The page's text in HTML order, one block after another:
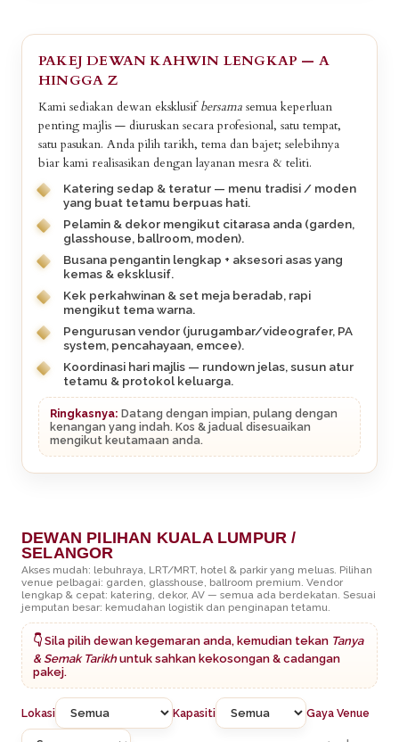
PAKEJ DEWAN KAHWIN LENGKAP — A
HINGGA Z
Kami sediakan dewan eksklusifbersama semua keperluan
penting majlis — diuruskan secara profesional, satu tempat,
satu pasukan. Anda pilih tarikh, tema dan bajet; selebihnya
biar kami realisasikan dengan layanan mesra & teliti.
Katering sedap & teratur — menu tradisi / moden
yang buat tetamu berpuas hati.
Pelamin & dekor mengikut citarasa anda (garden,
glasshouse, ballroom, moden).
Busana pengantin lengkap + aksesori asas yang
kemas & eksklusif.
Kek perkahwinan & set meja beradab, rapi
mengikut tema warna.
Pengurusan vendor (jurugambar/videografer, PA
system, pencahayaan, emcee).
Koordinasi hari majlis — rundown jelas, susun atur
tetamu & protokol keluarga.
Ringkasnya: Datang dengan impian, pulang dengan
kenangan yang indah. Kos & jadual disesuaikan
mengikut keutamaan anda.
DEWAN PILIHAN KUALA LUMPUR /
SELANGOR
Akses mudah: lebuhraya, LRT/MRT, hotel & parkir yang meluas. Pilihan
venue pelbagai: garden, glasshouse, ballroom premium. Vendor
lengkap & cepat: katering, dekor, AV — semua ada berdekatan. Sesuai
jemputan besar: kemudahan logistik dan penginapan tetamu.
👇 Sila pilih dewan kegemaran anda, kemudian tekan Tanya
& Semak Tarikhuntuk sahkan kekosongan & cadangan
pakej.
Lokasi Kapasiti Gaya Venue